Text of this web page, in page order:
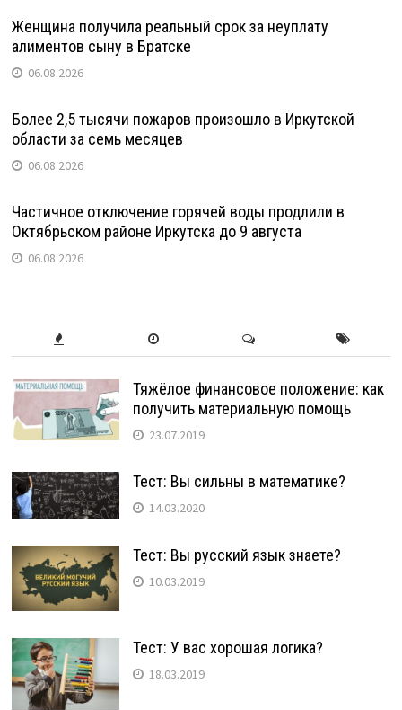
Женщина получила реальный срок за неуплату
алиментов сыну в Братске
06.08.2026
Более 2,5 тысячи пожаров произошло в Иркутской
области за семь месяцев
06.08.2026
Частичное отключение горячей воды продлили в
Октябрьском районе Иркутска до 9 августа
06.08.2026
Тяжёлое финансовое положение: как
получить материальную помощь
23.07.2019
Тест: Вы сильны в математике?
14.03.2020
Тест: Вы русский язык знаете?
10.03.2019
Тест: У вас хорошая логика?
18.03.2019